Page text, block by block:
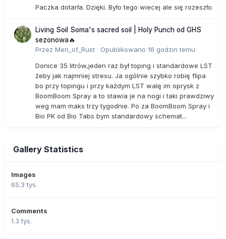
Paczka dotarła. Dzięki. Było tego wiecej ale się rozeszło.
Living Soil Soma's sacred soil | Holy Punch od GHS
sezonowa🔥
Przez Men_of_Rust · Opublikowano 16 godzin temu
Donice 35 litrów,jeden raz był toping i standardowe LST
żeby jak najmniej stresu. Ja ogólnie szybko robię flipa
bo przy topingu i przy każdym LST walę im oprysk z
BoomBoom Spray a to stawia je na nogi i taki prawdziwy
weg mam maks trzy tygodnie. Po za BoomBoom Spray i
Bio PK od Bio Tabs bym standardowy schemat...
Gallery Statistics
Images
65.3 tys.
Comments
1.3 tys.